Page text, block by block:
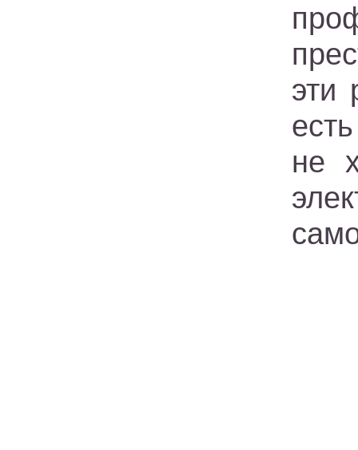
эти
не